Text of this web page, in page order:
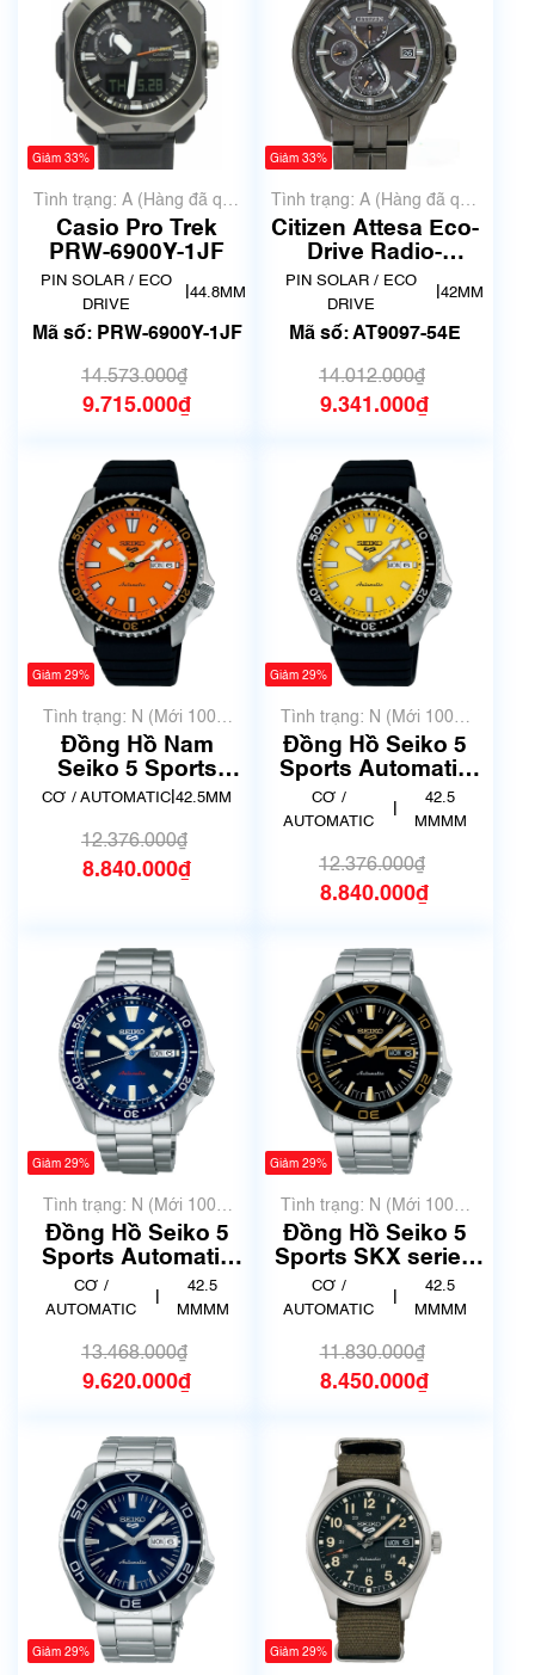
Giảm 33%
Tình trạng: A (Hàng đã qua
sử dụng nhưng rất đẹp,
không có xước)
Casio Pro Trek
PRW-6900Y-1JF
PIN SOLAR / ECO
DRIVE
44.8MM
Mã số: PRW-6900Y-1JF
14.573.000₫
9.715.000₫
Giảm 33%
Tình trạng: A (Hàng đã qua
sử dụng nhưng rất đẹp,
không có xước)
Citizen Attesa Eco-
Drive Radio-
Controlled Titanium
AT9097-54E
PIN SOLAR / ECO
DRIVE
42MM
Mã số: AT9097-54E
14.012.000₫
9.341.000₫
Giảm 29%
Tình trạng: N (Mới 100%
chưa qua sử dụng)
Đồng Hồ Nam
Seiko 5 Sports
Automatic SB-
CƠ / AUTOMATIC 42.5MM
12.376.000₫
8.840.000₫
Giảm 29%
Tình trạng: N (Mới 100%
chưa qua sử dụng)
Đồng Hồ Seiko 5
Sports Automatic
SB-SA307
CƠ /
AUTOMATIC
42.5
MMMM
12.376.000₫
8.840.000₫
Giảm 29%
Tình trạng: N (Mới 100%
chưa qua sử dụng)
Đồng Hồ Seiko 5
Sports Automatic
SB-SA303
CƠ /
AUTOMATIC
42.5
MMMM
13.468.000₫
9.620.000₫
Giảm 29%
Tình trạng: N (Mới 100%
chưa qua sử dụng)
Đồng Hồ Seiko 5
Sports SKX series
SB-SA261
CƠ /
AUTOMATIC
42.5
MMMM
11.830.000₫
8.450.000₫
Giảm 29% Giảm 29%